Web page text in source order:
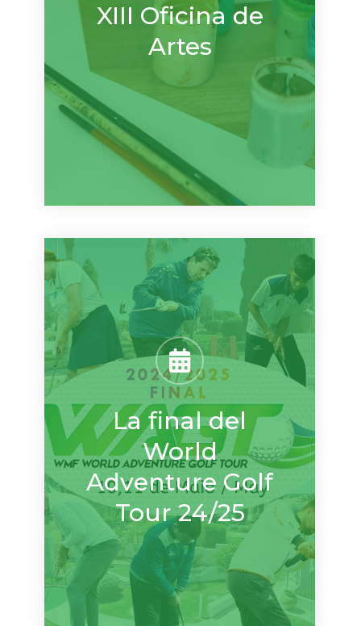
XIII Oficina de
Artes
La final del
World
Adventure Golf
Tour 24/25